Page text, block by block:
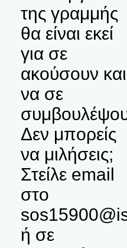
της γραμμής
θα είναι εκεί
για σε
ακούσουν και
να σε
Δεν μπορείς
να μιλήσεις;
Στείλε email
στο
ή σε